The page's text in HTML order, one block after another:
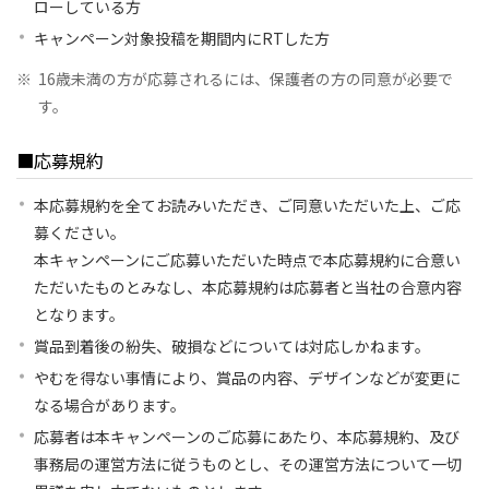
ローしている方
キャンペーン対象投稿を期間内にRTした方
※ 16歳未満の方が応募されるには、保護者の方の同意が必要で
す。
■応募規約
本応募規約を全てお読みいただき、ご同意いただいた上、ご応
募ください。
本キャンペーンにご応募いただいた時点で本応募規約に合意い
ただいたものとみなし、本応募規約は応募者と当社の合意内容
となります。
賞品到着後の紛失、破損などについては対応しかねます。
やむを得ない事情により、賞品の内容、デザインなどが変更に
なる場合があります。
応募者は本キャンペーンのご応募にあたり、本応募規約、及び
事務局の運営方法に従うものとし、その運営方法について一切